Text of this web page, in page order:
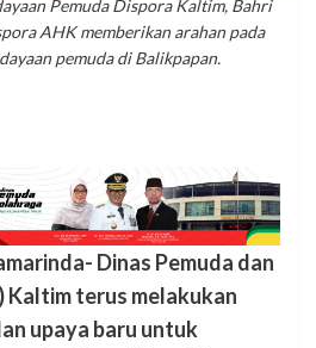
Pemuda Dispora Kaltim, Bahri
AHK memberikan arahan pada
pemuda di Balikpapan.
Dinas Pemuda dan
Kaltim terus melakukan
upaya baru untuk